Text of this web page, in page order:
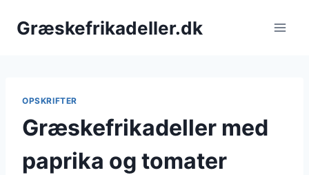
Græskefrikadeller.dk
OPSKRIFTER
Græskefrikadeller med
paprika og tomater